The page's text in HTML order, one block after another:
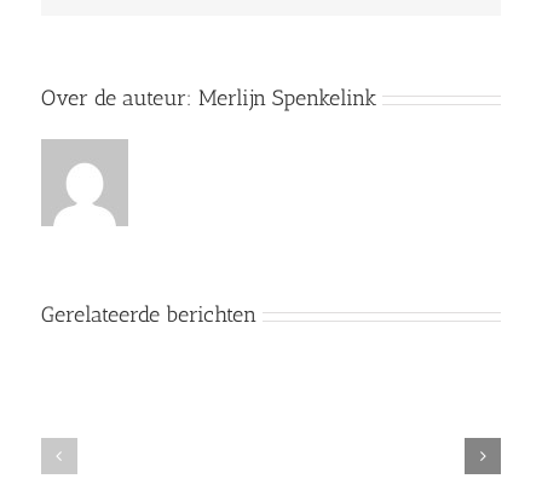
Over de auteur: Merlijn Spenkelink
Gerelateerde berichten